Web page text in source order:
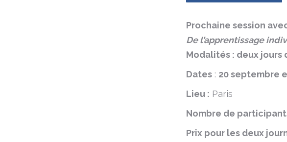
Prochaine session
De l’apprentissage
Modalités : deux jours
Dates: 20 septembre
Lieu : Paris
Nombre de
Prix pour les deux